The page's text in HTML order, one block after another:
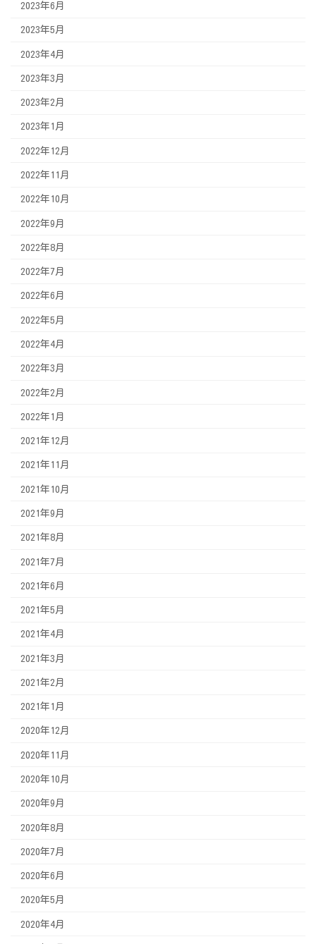
2023年6月
2023年5月
2023年4月
2023年3月
2023年2月
2023年1月
2022年12月
2022年11月
2022年10月
2022年9月
2022年8月
2022年7月
2022年6月
2022年5月
2022年4月
2022年3月
2022年2月
2022年1月
2021年12月
2021年11月
2021年10月
2021年9月
2021年8月
2021年7月
2021年6月
2021年5月
2021年4月
2021年3月
2021年2月
2021年1月
2020年12月
2020年11月
2020年10月
2020年9月
2020年8月
2020年7月
2020年6月
2020年5月
2020年4月